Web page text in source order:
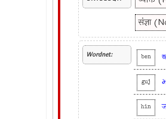
संज्ञा
Wordnet: ben
guj
hin